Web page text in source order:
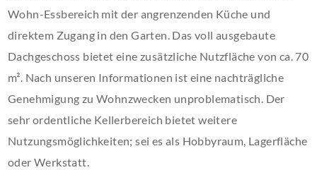
Wohn-Essbereich mit der angrenzenden Küche und
direktem Zugang in den Garten. Das voll ausgebaute
Dachgeschoss bietet eine zusätzliche Nutzfläche von ca. 70
m². Nach unseren Informationen ist eine nachträgliche
Genehmigung zu Wohnzwecken unproblematisch. Der
sehr ordentliche Kellerbereich bietet weitere
Nutzungsmöglichkeiten; sei es als Hobbyraum, Lagerfläche
oder Werkstatt.